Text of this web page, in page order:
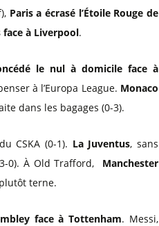
Paris a écrasé l’Étoile Rouge de
face à Liverpool.
le nul à domicile face à
à l’Europa League. Monaco
dans les bagages (0-3).
CSKA (0-1). La Juventus, sans
0). À Old Trafford, Manchester
terne.
face à Tottenham. Messi,